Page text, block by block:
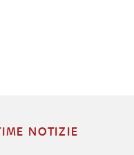
NOTIZIE